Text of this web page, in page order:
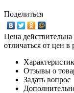
Поделиться
Цена
отличаться от цен
Отзывы о
Задать вопрос